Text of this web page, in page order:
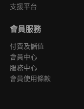
支援平台
會員服務
付費及儲值
會員中心
服務中心
會員使用條款